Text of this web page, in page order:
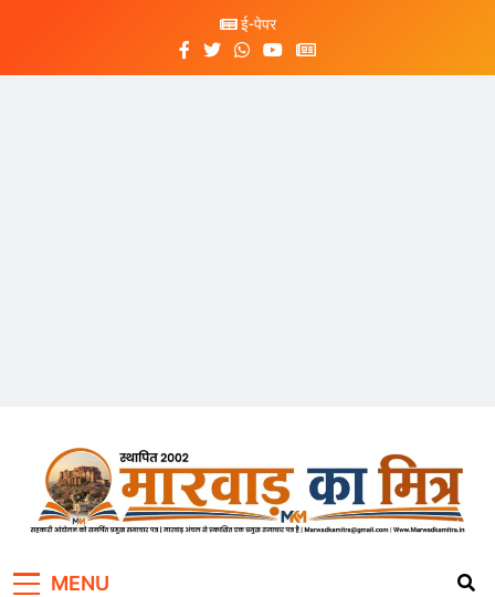
ई-पेपर
Marwad Ka Mitra
MENU